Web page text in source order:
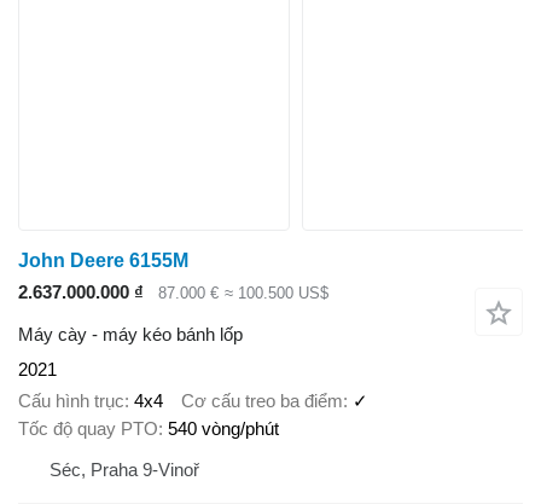
John Deere 6155M
2.637.000.000 ₫
87.000 € ≈ 100.500 US$
Máy cày - máy kéo bánh lốp
2021
Cấu hình trục 4x4 Cơ cấu treo ba điểm
✓
Tốc độ quay PTO 540 vòng/phút
Séc, Praha 9-Vinoř